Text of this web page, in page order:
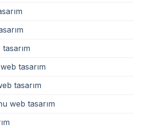
tasarım
tasarım
web tasarım